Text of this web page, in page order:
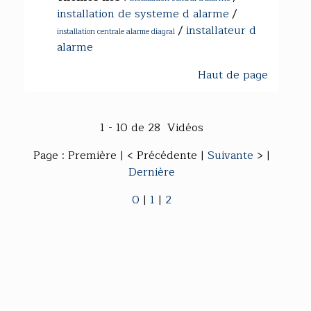
installation de systeme d alarme/
installation centrale alarme diagral /installateur d
alarme
Haut de page
1 - 10 de 28 Vidéos
Page : Première | < Précédente | Suivante > |
Dernière
0 | 1 | 2